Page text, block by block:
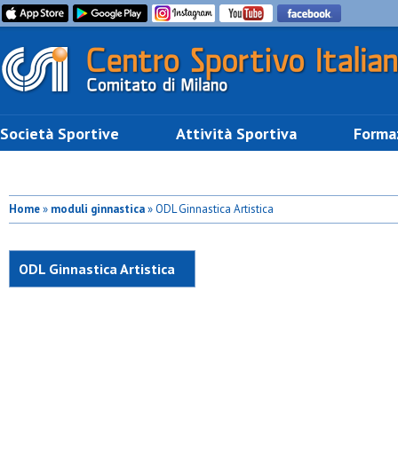
Società Sportive Attività Sportiva
Home» moduli ginnastica» ODL Ginnastica Artistica
ODL Ginnastica Artistica